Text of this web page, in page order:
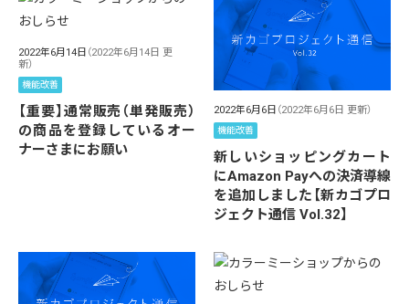
2022年6月14日 （2022年6月14日 更
新）
機能改善
【重要】通常販売（単発販売）
の商品を登録しているオー
ナーさまにお願い
2022年6月6日 （2022年6月6日 更新）
機能改善
新しいショッピングカート
にAmazon Payへの決済導線
を追加しました【新カゴプロ
ジェクト通信 Vol.32】